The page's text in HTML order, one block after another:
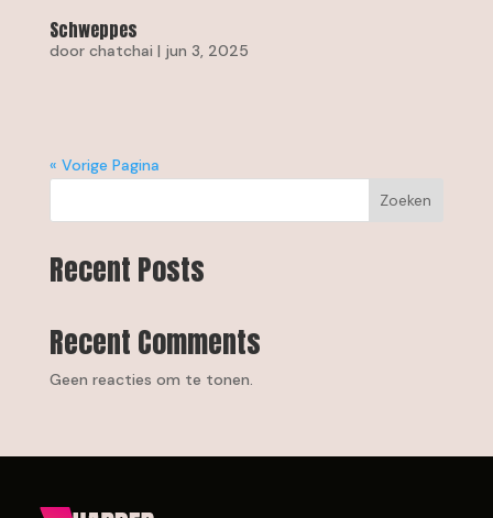
Schweppes
door chatchai | jun 3, 2025
« Vorige Pagina
Zoeken
Recent Posts
Recent Comments
Geen reacties om te tonen.